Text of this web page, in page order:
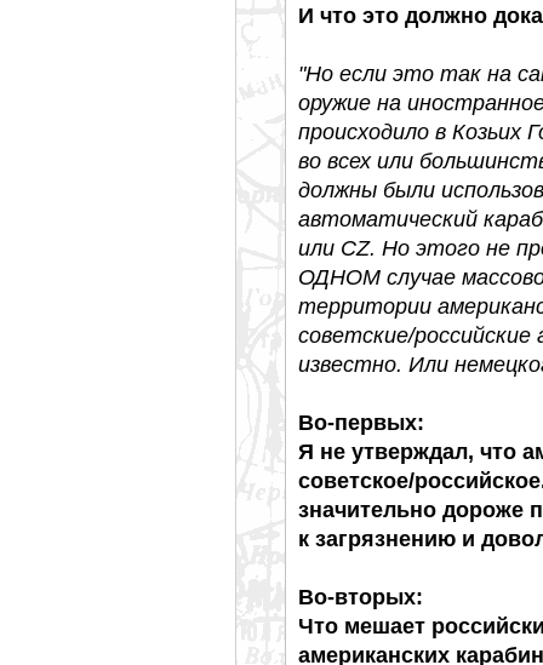
И что это должно
"Но если это так на
оружие на
происходило в Козьих
во всех или
должны были
автоматический
или CZ. Но этого не
ОДНОМ случае
территории
советские/
известно. Или
Во-первых:
Я не утверждал, что
советское/
значительно дороже
к загрязнению и
Во-вторых:
Что мешает
американских